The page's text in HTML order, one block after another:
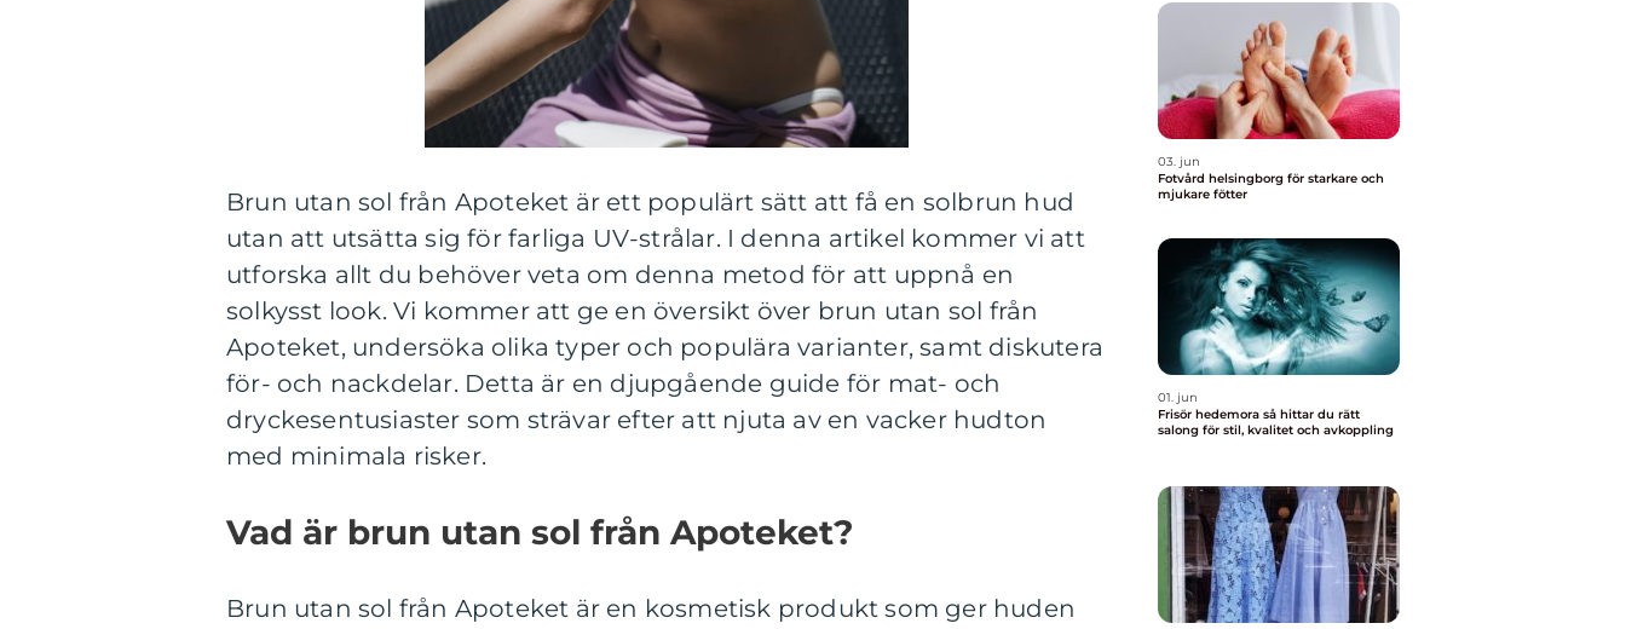
Brun utan sol från Apoteket är ett populärt sätt att få en solbrun hud
utan att utsätta sig för farliga UV-strålar. I denna artikel kommer vi att
utforska allt du behöver veta om denna metod för att uppnå en
solkysst look. Vi kommer att ge en översikt över brun utan sol från
Apoteket, undersöka olika typer och populära varianter, samt diskutera
för- och nackdelar. Detta är en djupgående guide för mat- och
dryckesentusiaster som strävar efter att njuta av en vacker hudton
med minimala risker.
Vad är brun utan sol från Apoteket?
Brun utan sol från Apoteket är en kosmetisk produkt som ger huden
03. jun
Fotvård helsingborg för starkare och
mjukare fötter
01. jun
Frisör hedemora så hittar du rätt
salong för stil, kvalitet och avkoppling